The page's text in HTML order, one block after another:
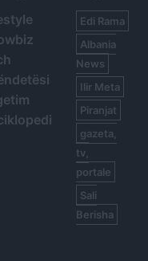
Edi Rama
Albania
News
Ilir Meta
Piranjat
gazeta,
tv,
portale
Sali
Berisha